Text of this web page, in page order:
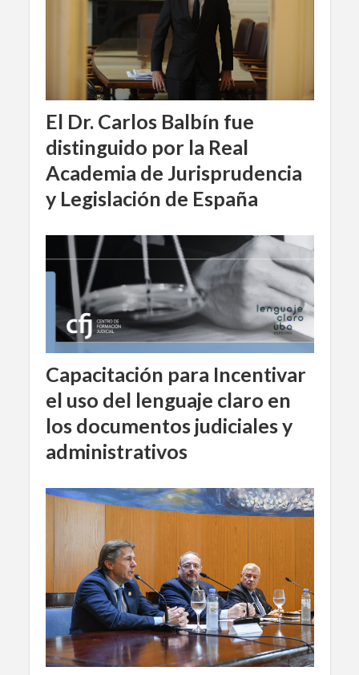
El Dr. Carlos Balbín fue
distinguido por la Real
Academia de Jurisprudencia
y Legislación de España
Capacitación para Incentivar
el uso del lenguaje claro en
los documentos judiciales y
administrativos